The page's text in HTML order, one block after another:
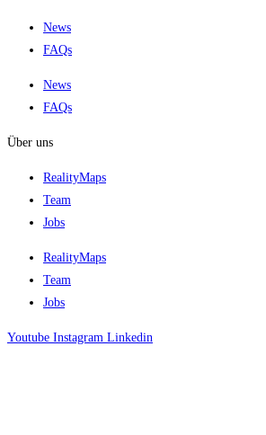
News
FAQs
News
FAQs
Über uns
RealityMaps
Team
Jobs
RealityMaps
Team
Jobs
Youtube Instagram Linkedin